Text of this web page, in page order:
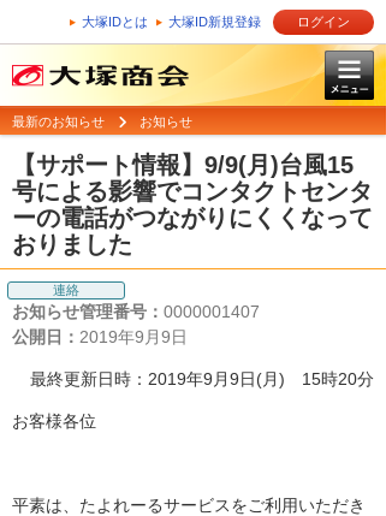
大塚IDとは 大塚ID新規登録 ログイン
最新のお知らせ お知らせ
【サポート情報】9/9(月)台風15
号による影響でコンタクトセンタ
ーの電話がつながりにくくなって
おりました
連絡
お知らせ管理番号： 0000001407
公開日： 2019年9月9日
最終更新日時：2019年9月9日(月) 15時20分
お客様各位
平素は、たよれーるサービスをご利用いただき